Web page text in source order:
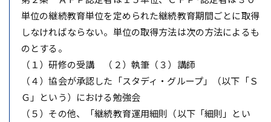
単位の継続教育単位を定められた継続教育期間ごとに取得
しなければならない。単位の取得方法は次の方法によるも
のとする。
（１）研修の受講 （２）執筆（３）講師
（４）協会が承認した「スタディ・グループ」（以下「Ｓ
Ｇ」という）における勉強会
（５）その他、「継続教育運用細則（以下「細則」とい